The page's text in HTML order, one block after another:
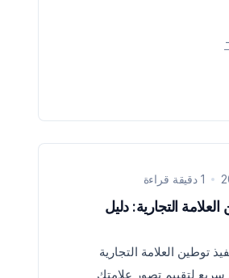
1 دقيقة قراءة
توطين العلامة التجارية
لتقييم تصور علامتك